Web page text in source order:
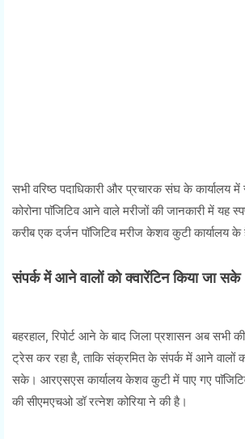
सभी वरिष्ठ पदाधिकारी और प्रचारक संघ के
कोरोना पाॅजिटिव आने वाले मरीजों की जानकारी में यह
करीब एक दर्जन पॉजिटिव मरीज केशव कुटी कार्यालय के
संपर्क में आने वालों को क्वारेंटिन किया जा सके
बहरहाल, रिपोर्ट आने के बाद जिला प्रशासन अब सभी
ट्रेस कर रहा है, ताकि संक्रमित के संपर्क में आने वालों
सके। आरएसएस कार्यालय केशव कुटी में पाए गए
की सीएमएचओ डॉ रत्नेश कोरिया ने की है।